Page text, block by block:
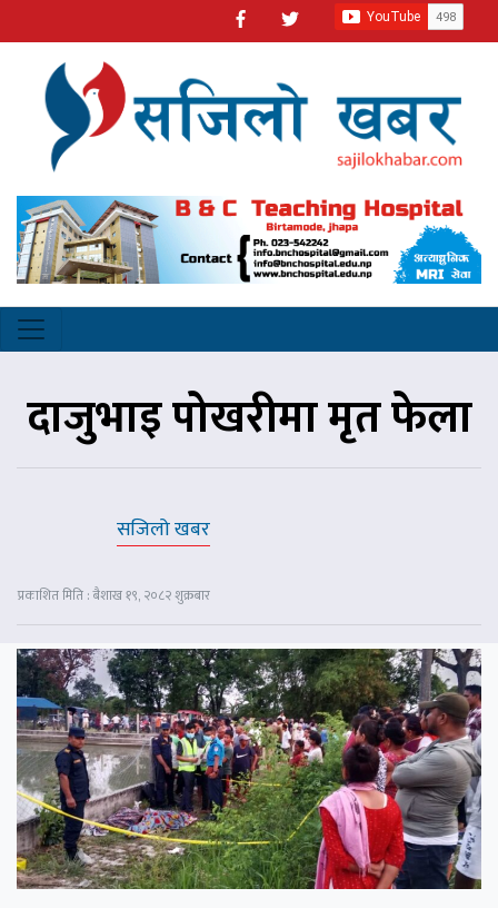
दाजुभाइ पोखरीमा मृत फेला
सजिलो खबर
प्रकाशित मिति : बैशाख १९, २०८२ शुक्रबार